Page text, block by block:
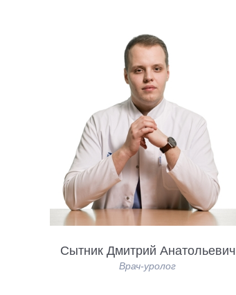
Сытник Дмитрий Анатольевич
Врач-уролог